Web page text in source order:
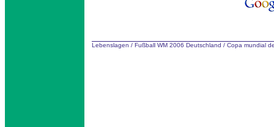
Lebenslagen / Fußball WM 2006 Deutschland / Copa mundial